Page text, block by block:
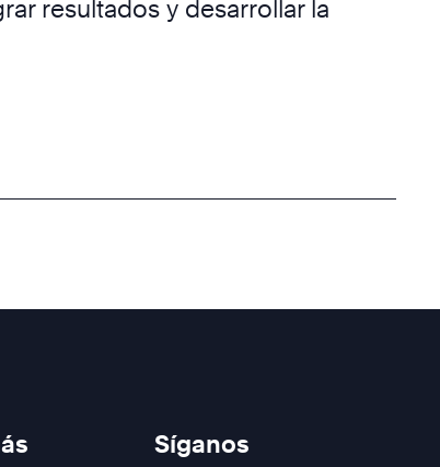
resultados y desarrollar la
Síganos